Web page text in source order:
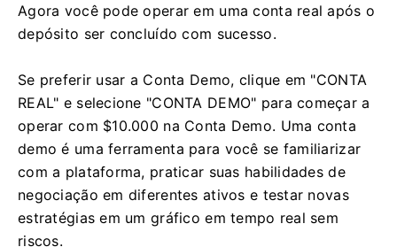
Agora você pode operar em uma conta real após o
depósito ser concluído com sucesso.
Se preferir usar a Conta Demo, clique em "CONTA
REAL" e selecione "CONTA DEMO" para começar a
operar com $10.000 na Conta Demo. Uma conta
demo é uma ferramenta para você se familiarizar
com a plataforma, praticar suas habilidades de
negociação em diferentes ativos e testar novas
estratégias em um gráfico em tempo real sem
riscos.